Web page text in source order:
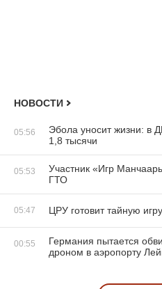
НОВОСТИ
05:56
Эбола уносит жизни: в
1,8 тысячи
05:53
Участник «Игр
ГТО
05:47 ЦРУ готовит тайную
00:55
Германия пытается
дроном в аэропорту